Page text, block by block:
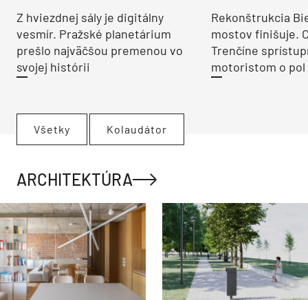
Z hviezdnej sály je digitálny
vesmír. Pražské planetárium
prešlo najväčšou premenou vo
svojej histórii
Rekonštrukcia
mostov finišuje.
Trenčíne
motoristom o pol
Všetky Kolaudátor
ARCHITEKTÚRA